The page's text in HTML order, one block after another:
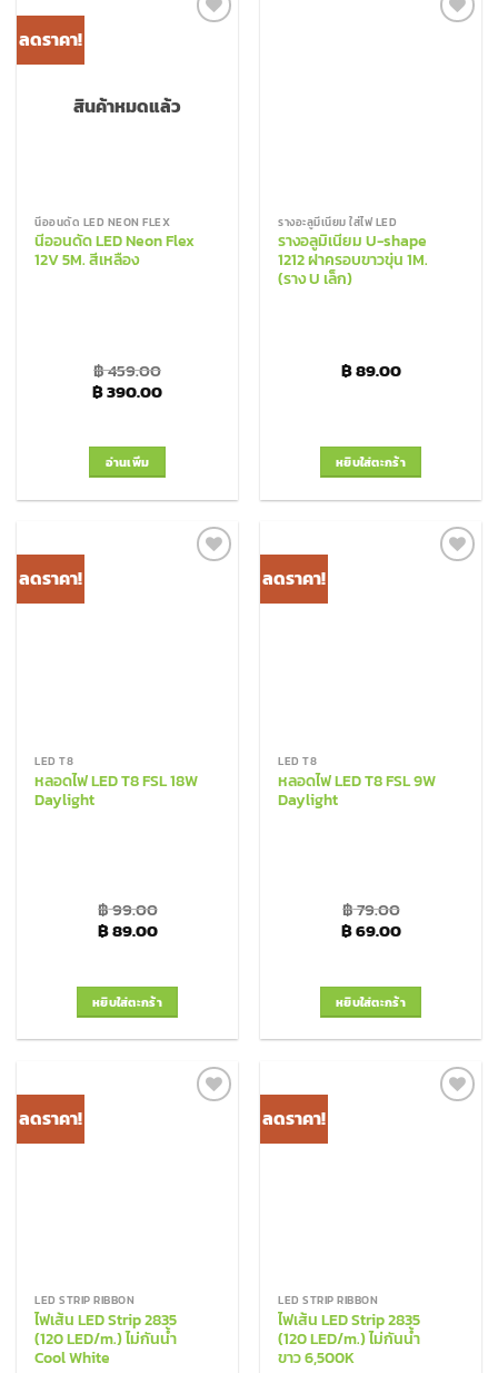
ลดราคา!
สินค้าหมดแล้ว
นีออนดัด LED NEON FLEX
นีออนดัด LED Neon Flex
12V 5M. สีเหลือง
฿459.00
Original price was: ฿ 459.00.
฿390.00Current price is: ฿ 390.00.
อ่านเพิ่ม
รางอะลูมีเนียม ใส่ไฟ LED
รางอลูมิเนียม U-shape
1212 ฝาครอบขาวขุ่น 1M.
(ราง U เล็ก)
฿89.00
หยิบใส่ตะกร้า
ลดราคา!
LED T8
หลอดไฟ LED T8 FSL 18W
Daylight
฿99.00
Original price was: ฿ 99.00.
฿89.00Current price is: ฿ 89.00.
หยิบใส่ตะกร้า
ลดราคา!
LED T8
หลอดไฟ LED T8 FSL 9W
Daylight
฿79.00
Original price was:
฿69.00Current
หยิบใส่ตะกร้า
ลดราคา!
LED STRIP RIBBON
ไฟเส้น LED Strip 2835
(120 LED/m.) ไม่กันน้ำ
Cool White
ลดราคา!
LED STRIP RIBBON
ไฟเส้น LED Strip 2835
(120 LED/m.) ไม่กันน้ำ
ขาว 6,500K